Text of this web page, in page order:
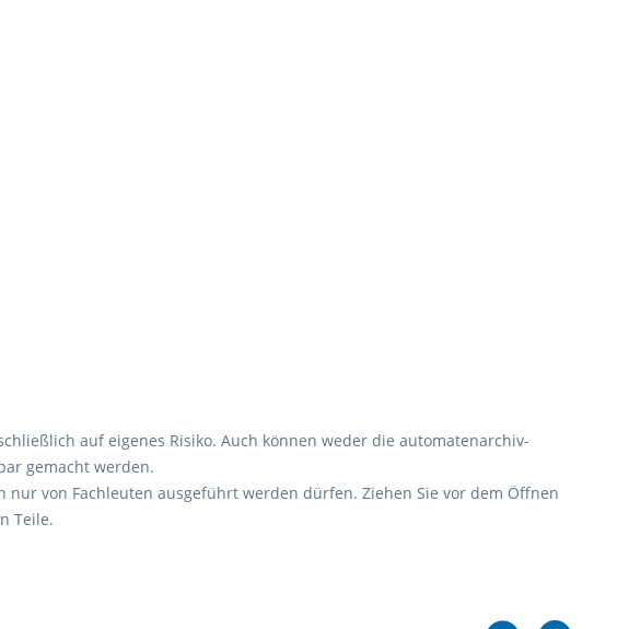
auf eigenes Risiko. Auch können weder die automatenarchiv-
gemacht werden.
von Fachleuten ausgeführt werden dürfen. Ziehen Sie vor dem Öffnen
Teile.